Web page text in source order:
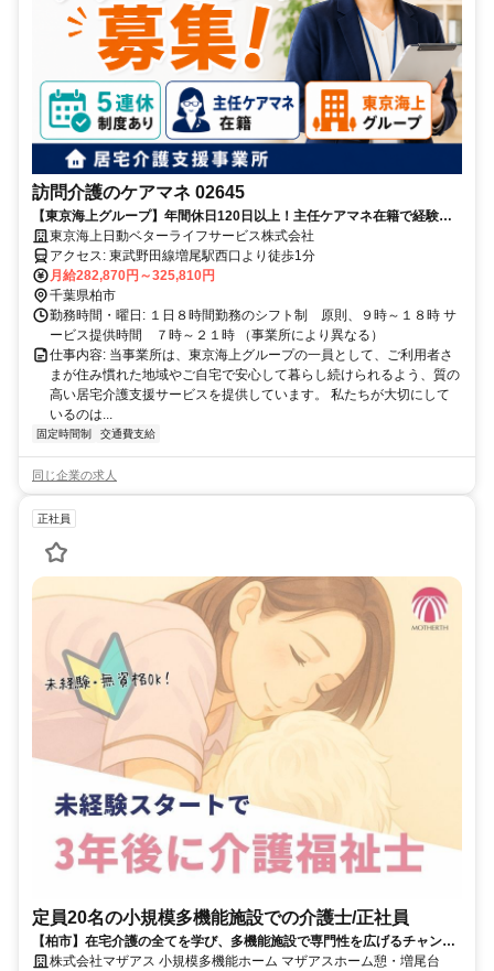
訪問介護のケアマネ 02645
【東京海上グループ】年間休日120日以上！主任ケアマネ在籍で経験が
浅くても安心
東京海上日動ベターライフサービス株式会社
アクセス: 東武野田線増尾駅西口より徒歩1分
月給282,870円～325,810円
千葉県柏市
勤務時間・曜日: １日８時間勤務のシフト制 原則、９時～１８時 サ
ービス提供時間 ７時～２１時 （事業所により異なる）
仕事内容: 当事業所は、東京海上グループの一員として、ご利用者さ
まが住み慣れた地域やご自宅で安心して暮らし続けられるよう、質の
高い居宅介護支援サービスを提供しています。 私たちが大切にして
いるのは...
固定時間制 交通費支給
同じ企業の求人
正社員
定員20名の小規模多機能施設での介護士/正社員
【柏市】在宅介護の全てを学び、多機能施設で専門性を広げるチャン
ス。あなたの成長をサポートします。
株式会社マザアス 小規模多機能ホーム マザアスホーム憩・増尾台